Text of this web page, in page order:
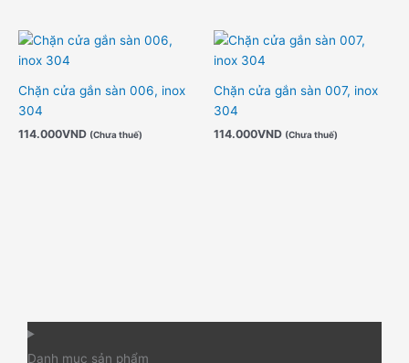
Danh mục sản phẩm
Chặn cửa gắn sàn 006, inox
304
114.000VND (Chưa thuế)
Chặn cửa gắn sàn 007, inox
304
114.000VND (Chưa thuế)